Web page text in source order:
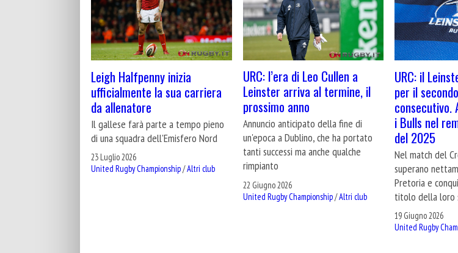
Leigh Halfpenny inizia
ufficialmente la sua carriera
da allenatore
Il gallese farà parte a tempo pieno
di una squadra dell'Emisfero Nord
23 Luglio 2026
United Rugby Championship/Altri club
URC: l’era di Leo Cullen a
Leinster arriva al termine, il
prossimo anno
Annuncio anticipato della fine di
un'epoca a Dublino, che ha portato
tanti successi ma anche qualche
rimpianto
22 Giugno 2026
United Rugby Championship/Altri club
URC: il
per il
consecutivo.
i Bulls nel
del 2025
Nel match del
superano
Pretoria e
titolo della loro
19 Giugno 2026
United Rugby